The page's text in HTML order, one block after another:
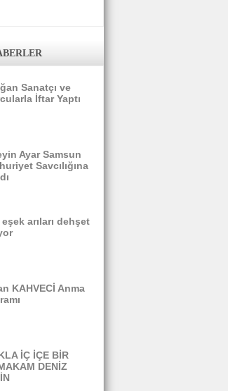
Sanatçı ve
İftar Yaptı
Ayar Samsun
Savcılığına
arıları dehşet
KAHVECİ Anma
İÇ İÇE BİR
DENİZ